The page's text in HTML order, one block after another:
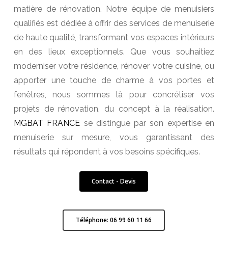
matière de rénovation. Notre équipe de menuisiers
qualifiés est dédiée à offrir des services de menuiserie
de haute qualité, transformant vos espaces intérieurs
en des lieux exceptionnels. Que vous souhaitiez
moderniser votre résidence, rénover votre cuisine, ou
apporter une touche de charme à vos portes et
fenêtres, nous sommes là pour concrétiser vos
projets de rénovation, du concept à la réalisation.
MGBAT FRANCE se distingue par son expertise en
menuiserie sur mesure, vous garantissant des
résultats qui répondent à vos besoins spécifiques.
Contact - Devis
Téléphone: 06 99 60 11 66